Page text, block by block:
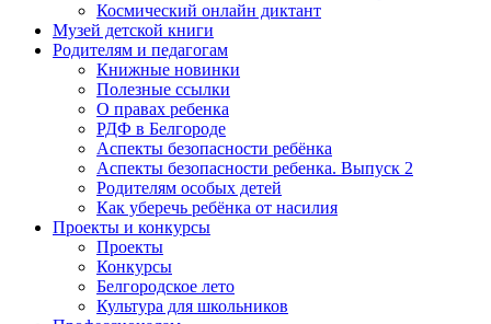
Космический онлайн диктант
Музей детской книги
Родителям и педагогам
Книжные новинки
Полезные ссылки
О правах ребенка
РДФ в Белгороде
Аспекты безопасности ребёнка
Аспекты безопасности ребенка. Выпуск 2
Родителям особых детей
Как уберечь ребёнка от насилия
Проекты и конкурсы
Проекты
Конкурсы
Белгородское лето
Культура для школьников